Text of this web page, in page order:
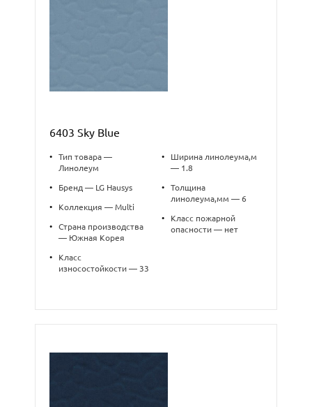
6403 Sky Blue
•
Тип товара —
Линолеум
• Бренд — LG Hausys
• Коллекция — Multi
•
Страна производства
— Южная Корея
•
Класс
износостойкости — 33
•
Ширина линолеума,м
— 1.8
•
Толщина
линолеума,мм — 6
•
Класс пожарной
опасности — нет